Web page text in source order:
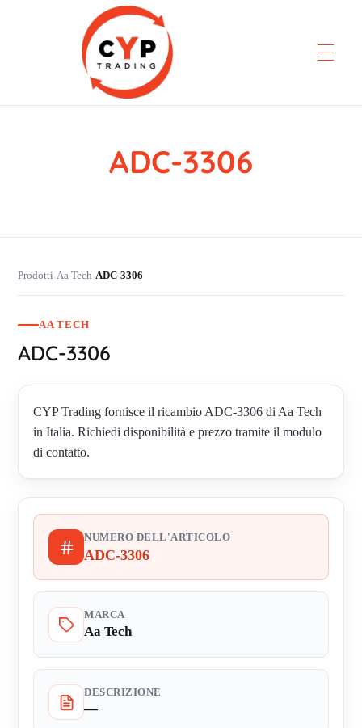
ADC-3306
Prodotti›Aa Tech›ADC-3306
AA TECH
ADC-3306
CYP Trading fornisce il ricambio ADC-3306 di Aa Tech
in Italia. Richiedi disponibilità e prezzo tramite il modulo
di contatto.
NUMERO DELL'ARTICOLO
ADC-3306
MARCA
Aa Tech
DESCRIZIONE
—